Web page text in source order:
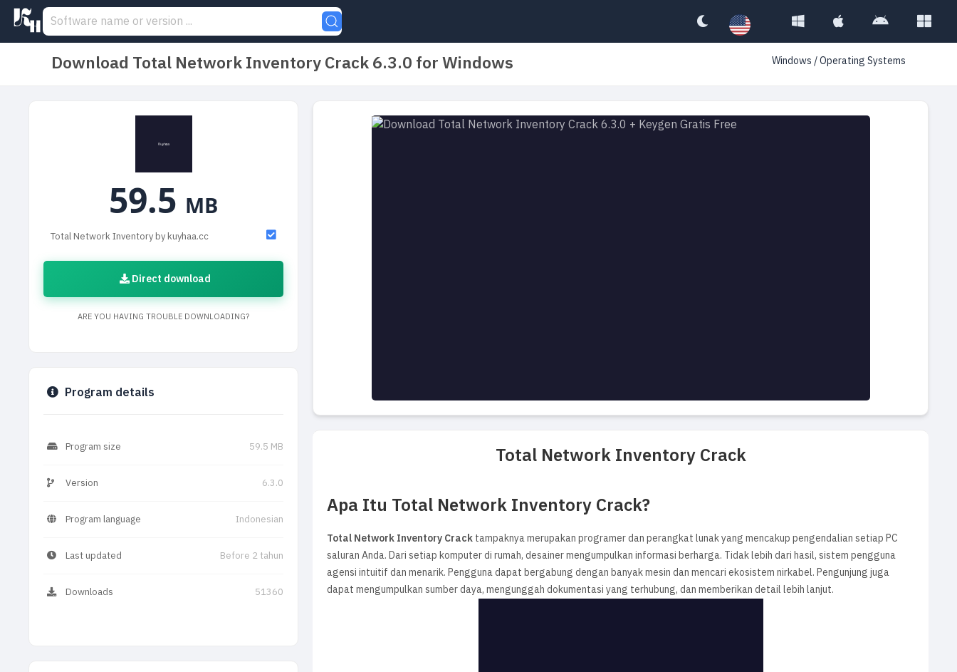
Download Total Network Inventory Crack 6.3.0 for Windows Windows/Operating Systems
Total Network Inventory Crack
Apa Itu Total Network Inventory Crack?
Total Network Inventory Cracktampaknya merupakan programer dan perangkat lunak yang mencakup pengendalian setiap PC
saluran Anda. Dari setiap komputer di rumah, desainer mengumpulkan informasi berharga. Tidak lebih dari hasil, sistem pengguna
agensi intuitif dan menarik. Pengguna dapat bergabung dengan banyak mesin dan mencari ekosistem nirkabel. Pengunjung juga
dapat mengumpulkan sumber daya, mengunggah dokumentasi yang terhubung, dan memberikan detail lebih lanjut.
59.5 MB
Total Network Inventory by kuyhaa.cc
Direct download
ARE YOU HAVING TROUBLE DOWNLOADING?
Program details
Program size 59.5 MB
Version 6.3.0
Program language Indonesian
Last updated Before 2 tahun
Downloads 51360